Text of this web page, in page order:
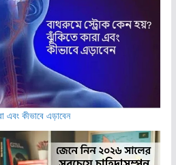
এবং কীভাবে এড়াবেন